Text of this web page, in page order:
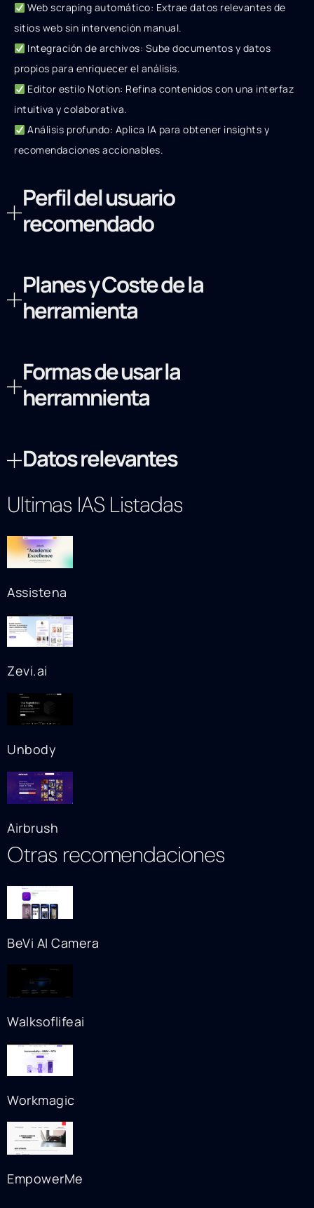
Web scraping automático: Extrae datos relevantes de
sitios web sin intervención manual.
Integración de archivos: Sube documentos y datos
propios para enriquecer el análisis.
Editor estilo Notion: Refina contenidos con una interfaz
intuitiva y colaborativa.
Análisis profundo: Aplica IA para obtener insights y
recomendaciones accionables.
Perfil del usuario
recomendado
Planes y Coste de la
herramienta
Formas de usar la
herramnienta
Datos relevantes
Ultimas IAS Listadas
Assistena
Zevi.ai
Unbody
Airbrush
Otras recomendaciones
BeVi AI Camera
Walksoflifeai
Workmagic
EmpowerMe